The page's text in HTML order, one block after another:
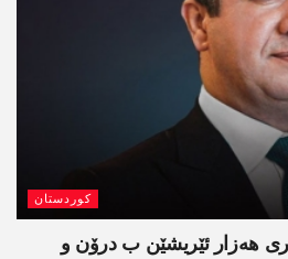
کوردستان
ھەزار ئێریشێن ب درۆن و